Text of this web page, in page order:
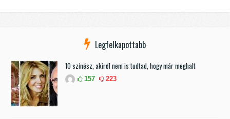
Legfelkapottabb
10 színész, akiről nem is tudtad, hogy már meghalt
157 223